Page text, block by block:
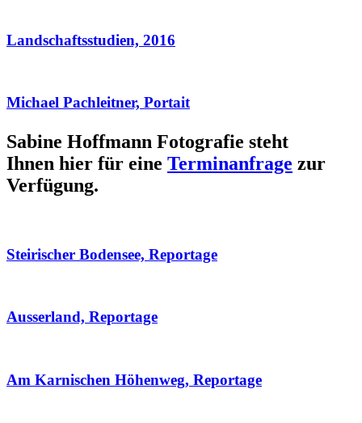
Landschaftsstudien, 2016
Michael Pachleitner, Portait
Sabine Hoffmann Fotografie steht
Ihnen hier für eine Terminanfrage zur
Verfügung.
Steirischer Bodensee, Reportage
Ausserland, Reportage
Am Karnischen Höhenweg, Reportage